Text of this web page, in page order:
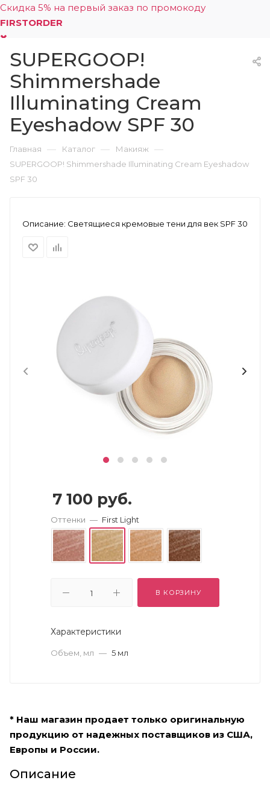
Скидка 5% на первый заказ по промокоду
FIRSTORDER
0
SUPERGOOP!
Shimmershade
Illuminating Cream
Eyeshadow SPF 30
Главная — Каталог — Макияж —
SUPERGOOP! Shimmershade Illuminating Cream Eyeshadow
SPF 30
Описание: Светящиеся кремовые тени для век SPF 30
7 100 руб.
Оттенки — First Light
В КОРЗИНУ
Характеристики
Объем, мл — 5 мл
* Наш магазин продает только оригинальную
продукцию от надежных поставщиков из США,
Европы и России.
Описание